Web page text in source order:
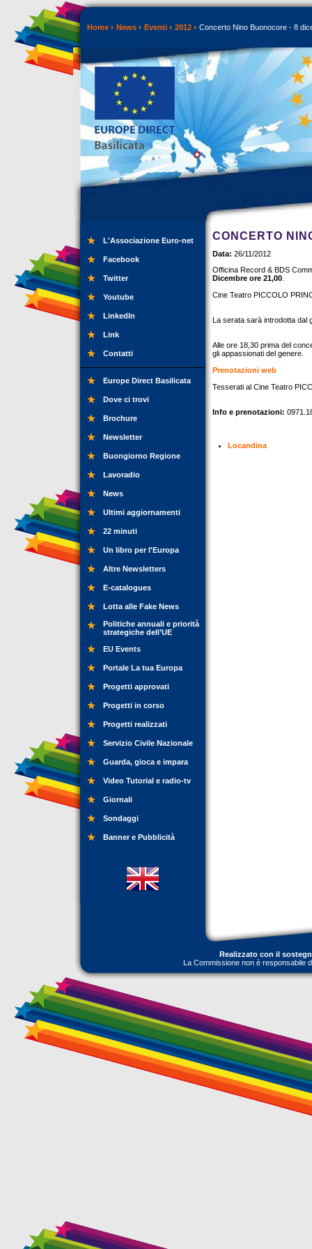
Home News Eventi 2012 Concerto Nino Buonocore - 8
L'Associazione Euro-net
Facebook
Twitter
Youtube
LinkedIn
Link
Contatti
Europe Direct Basilicata
Dove ci trovi
Brochure
Newsletter
Buongiorno Regione
Lavoradio
News
Ultimi aggiornamenti
22 minuti
Un libro per l'Europa
Altre Newsletters
E-catalogues
Lotta alle Fake News
Politiche annuali e priorità
strategiche dell’UE
EU Events
Portale La tua Europa
Progetti approvati
Progetti in corso
Progetti realizzati
Servizio Civile Nazionale
Guarda, gioca e impara
Video Tutorial e radio-tv
Giornali
Sondaggi
Banner e Pubblicità
CONCERTO
Data: 26/11/2012
Officina Record & BDS
Dicembre ore 21,00
Cine Teatro PICCOLO
La serata sarà introdotta dal
Alle ore 18,30 prima del
gli appassionati del genere.
Prenotazioni web
Tesserati al Cine Teatro
Info e prenotazioni:
Locandina
Realizzato con il
La Commissione non è responsabile